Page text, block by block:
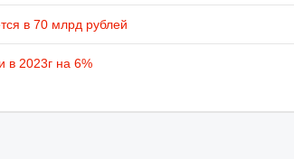
в 70 млрд рублей
в 2023г на 6%